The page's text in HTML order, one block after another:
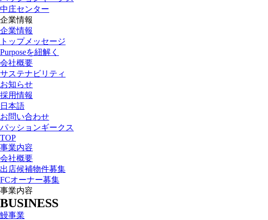
中庄センター
企業情報
企業情報
トップメッセージ
Purposeを紐解く
会社概要
サステナビリティ
お知らせ
採用情報
日本語
お問い合わせ
パッションギークス
TOP
事業内容
会社概要
出店候補物件募集
FCオーナー募集
事業内容
BUSINESS
鰻事業